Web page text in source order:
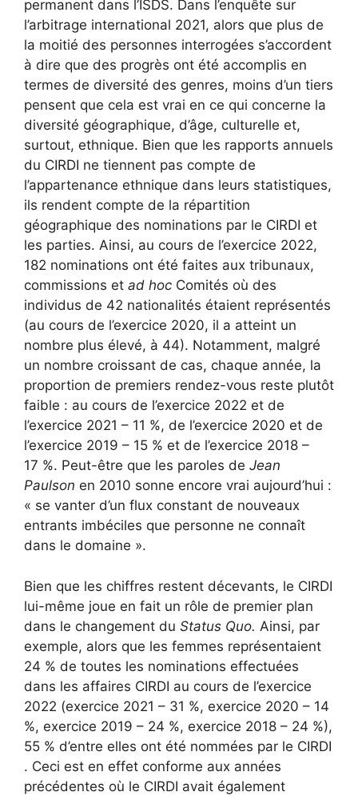
permanent dans l’ISDS. Dans l’enquête sur
l’arbitrage international 2021, alors que plus de
la moitié des personnes interrogées s’accordent
à dire que des progrès ont été accomplis en
termes de diversité des genres, moins d’un tiers
pensent que cela est vrai en ce qui concerne la
diversité géographique, d’âge, culturelle et,
surtout, ethnique. Bien que les rapports annuels
du CIRDI ne tiennent pas compte de
l’appartenance ethnique dans leurs statistiques,
ils rendent compte de la répartition
géographique des nominations par le CIRDI et
les parties. Ainsi, au cours de l’exercice 2022,
182 nominations ont été faites aux tribunaux,
commissions et ad hoc Comités où des
individus de 42 nationalités étaient représentés
(au cours de l’exercice 2020, il a atteint un
nombre plus élevé, à 44). Notamment, malgré
un nombre croissant de cas, chaque année, la
proportion de premiers rendez-vous reste plutôt
faible : au cours de l’exercice 2022 et de
l’exercice 2021 – 11 %, de l’exercice 2020 et de
l’exercice 2019 – 15 % et de l’exercice 2018 –
17 %. Peut-être que les paroles de Jean
Paulson en 2010 sonne encore vrai aujourd’hui :
« se vanter d’un flux constant de nouveaux
entrants imbéciles que personne ne connaît
dans le domaine ».
Bien que les chiffres restent décevants, le CIRDI
lui-même joue en fait un rôle de premier plan
dans le changement du Status Quo. Ainsi, par
exemple, alors que les femmes représentaient
24 % de toutes les nominations effectuées
dans les affaires CIRDI au cours de l’exercice
2022 (exercice 2021 – 31 %, exercice 2020 – 14
%, exercice 2019 – 24 %, exercice 2018 – 24 %),
55 % d’entre elles ont été nommées par le CIRDI
. Ceci est en effet conforme aux années
précédentes où le CIRDI avait également